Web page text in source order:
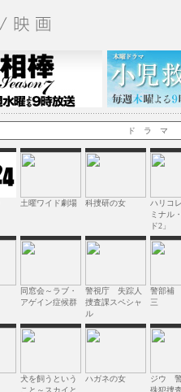
ド ラ マ
土曜ワイド劇場 科捜研の女
ハリコ
ミナル
ド2」
同窓会～ラブ・
アゲイン症候群
警視庁 失踪人
捜査課スペシャ
ル
警部補
三
犬を飼うという
こと～スカイと
ハガネの女
ジウ
殊犯捜